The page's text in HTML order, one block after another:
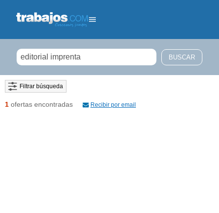
Filtrar búsqueda
1 ofertas encontradas Recibir por email